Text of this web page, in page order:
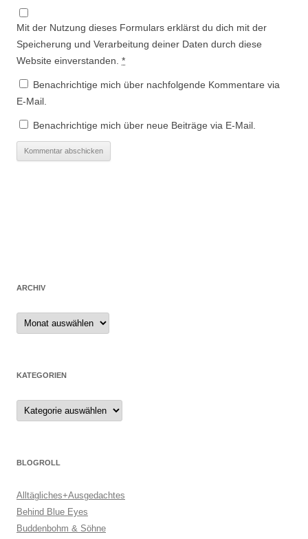
Mit der Nutzung dieses Formulars erklärst du dich mit der
Speicherung und Verarbeitung deiner Daten durch diese
Website einverstanden. *
Benachrichtige mich über nachfolgende Kommentare via
E-Mail.
Benachrichtige mich über neue Beiträge via E-Mail.
ARCHIV
Archiv
KATEGORIEN
Kategorien
BLOGROLL
Alltägliches+Ausgedachtes
Behind Blue Eyes
Buddenbohm & Söhne